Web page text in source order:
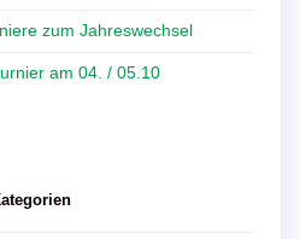
zum Jahreswechsel
am 04. / 05.10